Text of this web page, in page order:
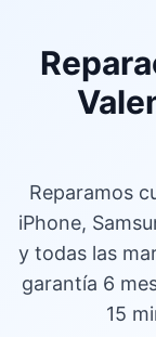
Reparamos
iPhone,
y todas las
garantía 6
15